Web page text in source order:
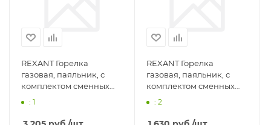
REXANT Горелка
газовая, паяльник, с
комплектом сменных
насадок, 11 предметов
: 1
REXANT Горелка
газовая, паяльник, с
комплектом сменных
насадок, 3 предмета
: 2